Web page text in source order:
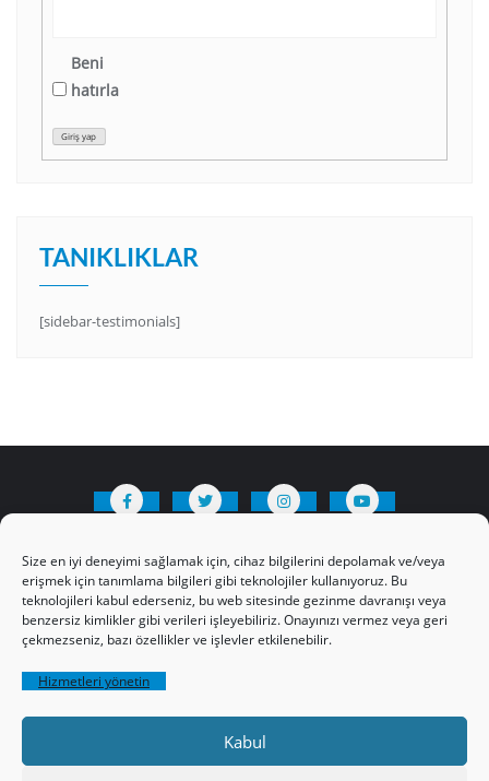
Size en iyi deneyimi sağlamak için, cihaz bilgilerini depolamak ve/veya
erişmek için tanımlama bilgileri gibi teknolojiler kullanıyoruz. Bu
teknolojileri kabul ederseniz, bu web sitesinde gezinme davranışı veya
benzersiz kimlikler gibi verileri işleyebiliriz. Onayınızı vermez veya geri
çekmezseniz, bazı özellikler ve işlevler etkilenebilir.
Hizmetleri yönetin
Kabul
Beni
hatırla
Giriş yap
TANIKLIKLAR
[sidebar-testimonials]
Gizlilik Politikamız
İncil’den Dersler
Makaleler
Online Kutsal Kitap
Video Öğrencilik Dersleri
Ahuva Hizmetleri YouTube Sayfası
Üye Girişi
Kayıt
Register
Paltalk Sohbet Odası